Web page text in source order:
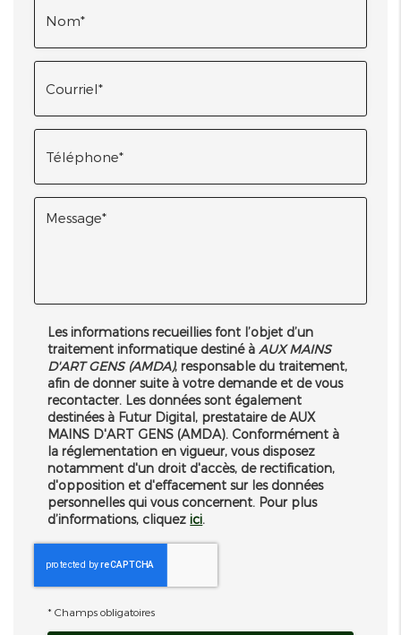
Les informations recueillies font l’objet d’un
traitement informatique destiné à AUX MAINS
D'ART GENS (AMDA), responsable du traitement,
afin de donner suite à votre demande et de vous
recontacter. Les données sont également
destinées à Futur Digital, prestataire de AUX
MAINS D'ART GENS (AMDA). Conformément à
la réglementation en vigueur, vous disposez
notamment d'un droit d'accès, de rectification,
d'opposition et d'effacement sur les données
personnelles qui vous concernent. Pour plus
d’informations, cliquezici.
*Champs obligatoires